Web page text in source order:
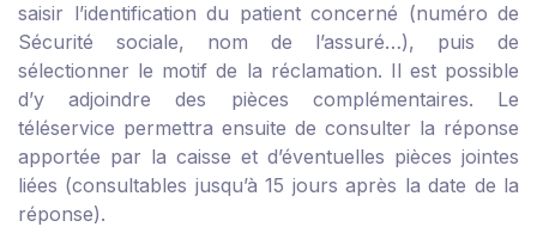
saisir l’identification du patient concerné (numéro de
Sécurité sociale, nom de l’assuré…), puis de
sélectionner le motif de la réclamation. Il est possible
d’y adjoindre des pièces complémentaires. Le
téléservice permettra ensuite de consulter la réponse
apportée par la caisse et d’éventuelles pièces jointes
liées (consultables jusqu’à 15 jours après la date de la
réponse).